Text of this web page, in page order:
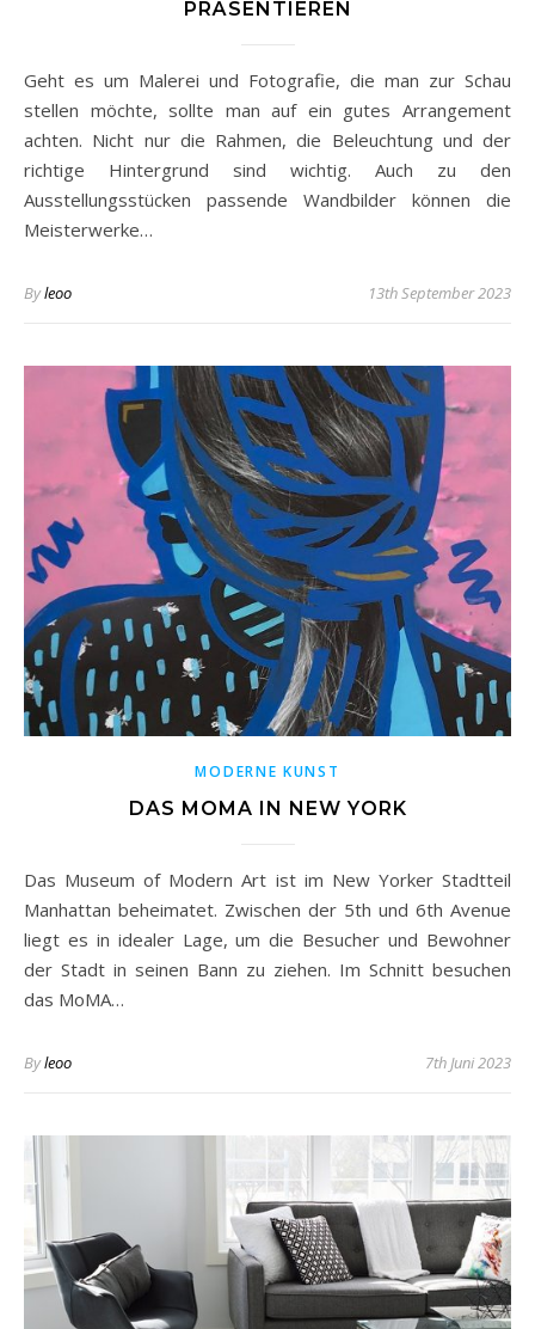
PRÄSENTIEREN
Geht es um Malerei und Fotografie, die man zur Schau
stellen möchte, sollte man auf ein gutes Arrangement
achten. Nicht nur die Rahmen, die Beleuchtung und der
richtige Hintergrund sind wichtig. Auch zu den
Ausstellungsstücken passende Wandbilder können die
Meisterwerke…
Byleoo 13th September 2023
MODERNE KUNST
DAS MOMA IN NEW YORK
Das Museum of Modern Art ist im New Yorker Stadtteil
Manhattan beheimatet. Zwischen der 5th und 6th Avenue
liegt es in idealer Lage, um die Besucher und Bewohner
der Stadt in seinen Bann zu ziehen. Im Schnitt besuchen
das MoMA…
Byleoo 7th Juni 2023